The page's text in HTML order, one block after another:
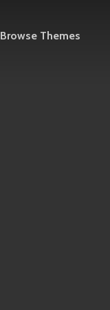
Browse Themes